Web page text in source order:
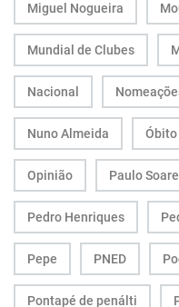
Miguel Nogueira
Mundial de Clubes
Nacional
Nuno Almeida Óbito
Opinião Paulo
Pedro Henriques
Pepe PNED
Pontapé de penálti